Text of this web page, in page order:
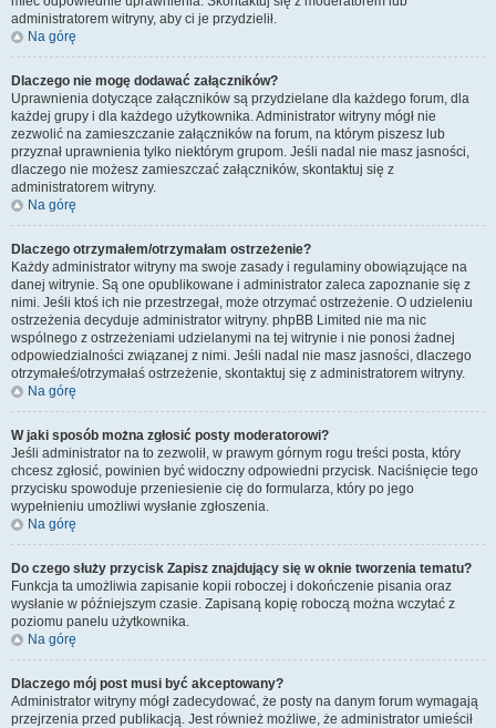
administratorem witryny, aby ci je przydzielił.
Na górę
Dlaczego nie mogę dodawać załączników?
Uprawnienia dotyczące załączników są przydzielane dla każdego forum, dla
każdej grupy i dla każdego użytkownika. Administrator witryny mógł nie
zezwolić na zamieszczanie załączników na forum, na którym piszesz lub
przyznał uprawnienia tylko niektórym grupom. Jeśli nadal nie masz jasności,
dlaczego nie możesz zamieszczać załączników, skontaktuj się z
administratorem witryny.
Na górę
Dlaczego otrzymałem/otrzymałam ostrzeżenie?
Każdy administrator witryny ma swoje zasady i regulaminy obowiązujące na
danej witrynie. Są one opublikowane i administrator zaleca zapoznanie się z
nimi. Jeśli ktoś ich nie przestrzegał, może otrzymać ostrzeżenie. O udzieleniu
ostrzeżenia decyduje administrator witryny. phpBB Limited nie ma nic
wspólnego z ostrzeżeniami udzielanymi na tej witrynie i nie ponosi żadnej
odpowiedzialności związanej z nimi. Jeśli nadal nie masz jasności, dlaczego
otrzymałeś/otrzymałaś ostrzeżenie, skontaktuj się z administratorem witryny.
Na górę
W jaki sposób można zgłosić posty moderatorowi?
Jeśli administrator na to zezwolił, w prawym górnym rogu treści posta, który
chcesz zgłosić, powinien być widoczny odpowiedni przycisk. Naciśnięcie tego
przycisku spowoduje przeniesienie cię do formularza, który po jego
wypełnieniu umożliwi wysłanie zgłoszenia.
Na górę
Do czego służy przycisk Zapisz znajdujący się w oknie tworzenia tematu?
Funkcja ta umożliwia zapisanie kopii roboczej i dokończenie pisania oraz
wysłanie w późniejszym czasie. Zapisaną kopię roboczą można wczytać z
poziomu panelu użytkownika.
Na górę
Dlaczego mój post musi być akceptowany?
Administrator witryny mógł zadecydować, że posty na danym forum wymagają
przejrzenia przed publikacją. Jest również możliwe, że administrator umieścił